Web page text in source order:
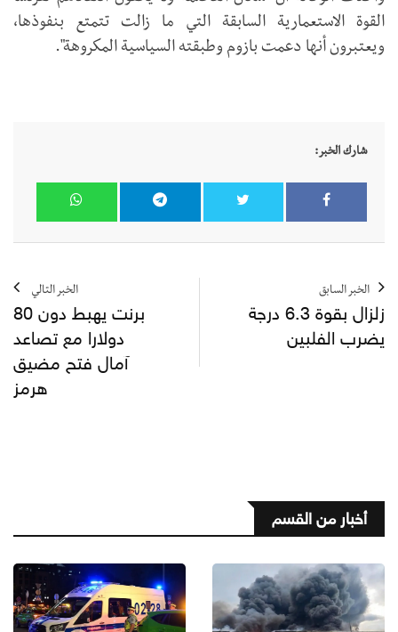
القوة الاستعمارية السابقة التي ما زالت تتمتع بنفوذها،
ويعتبرون أنها دعمت بازوم وطبقته السياسية المكروهة".
شارك الخبر:
الخبر السابق
زلزال بقوة 6.3 درجة
يضرب الفلبين
الخبر التالي
برنت يهبط دون 80
دولارا مع تصاعد
آمال فتح مضيق
هرمز
أخبار من القسم